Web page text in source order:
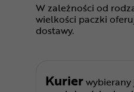
W zależności od
wielkości paczki
dostawy.
Kurier